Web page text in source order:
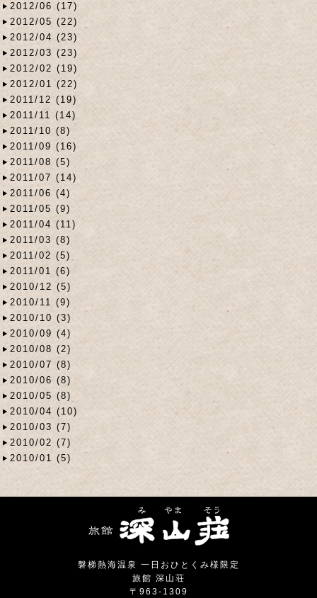
2012/06 (17)
2012/05 (22)
2012/04 (23)
2012/03 (23)
2012/02 (19)
2012/01 (22)
2011/12 (19)
2011/11 (14)
2011/10 (8)
2011/09 (16)
2011/08 (5)
2011/07 (14)
2011/06 (4)
2011/05 (9)
2011/04 (11)
2011/03 (8)
2011/02 (5)
2011/01 (6)
2010/12 (5)
2010/11 (9)
2010/10 (3)
2010/09 (4)
2010/08 (2)
2010/07 (8)
2010/06 (8)
2010/05 (8)
2010/04 (10)
2010/03 (7)
2010/02 (7)
2010/01 (5)
磐梯熱海温泉 一日おひとくみ様限定
旅館 深山荘
〒963-1309